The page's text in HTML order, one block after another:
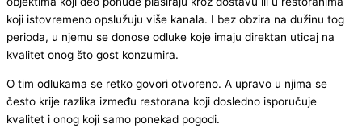
koji istovremeno opslužuju više kanala. I bez obzira na dužinu tog
perioda, u njemu se donose odluke koje imaju direktan uticaj na
kvalitet onog što gost konzumira.
O tim odlukama se retko govori otvoreno. A upravo u njima se
često krije razlika između restorana koji dosledno isporučuje
kvalitet i onog koji samo ponekad pogodi.